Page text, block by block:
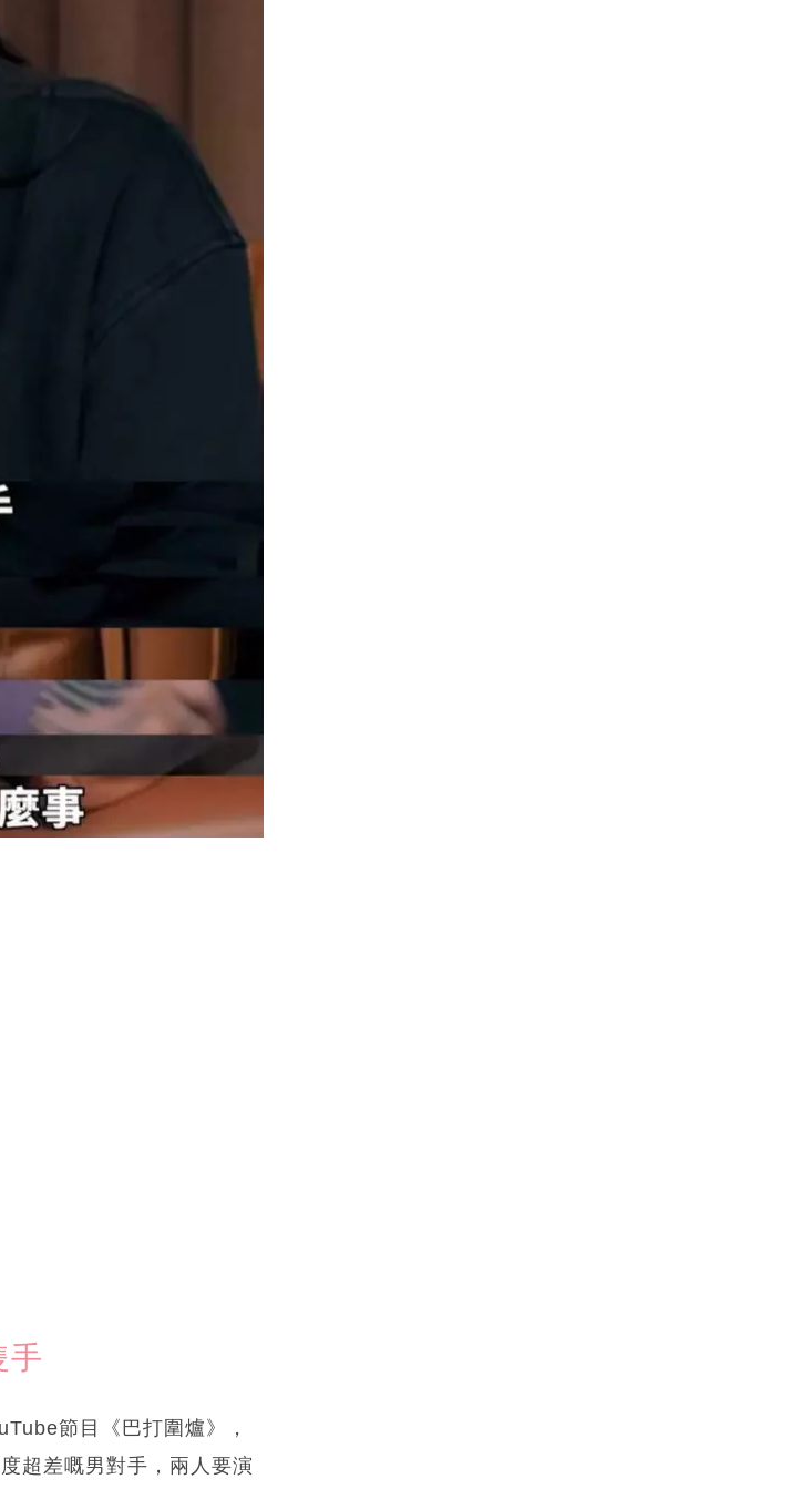
手
節目《巴打圍爐》，
超差嘅男對手，兩人要演